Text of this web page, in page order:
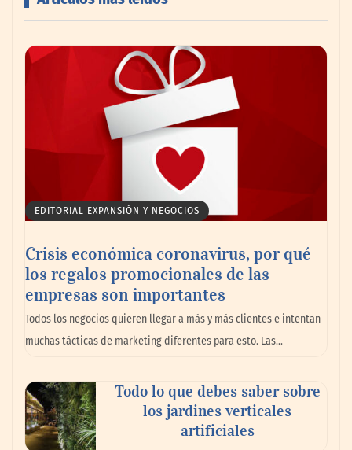
Canarias consolida un festival
internacional donde deporte, cultura,
familia y naturaleza se dan la mano
GITGE comunica la conclusión de la etapa
del Dr. Óscar Ondo como director general
EDITORIAL EXPANSIÓN Y NEGOCIOS
Crisis económica coronavirus, por qué
los regalos promocionales de las
empresas son importantes
Todos los negocios quieren llegar a más y más clientes e intentan
muchas tácticas de marketing diferentes para esto. Las…
Todo lo que debes saber sobre
los jardines verticales
artificiales